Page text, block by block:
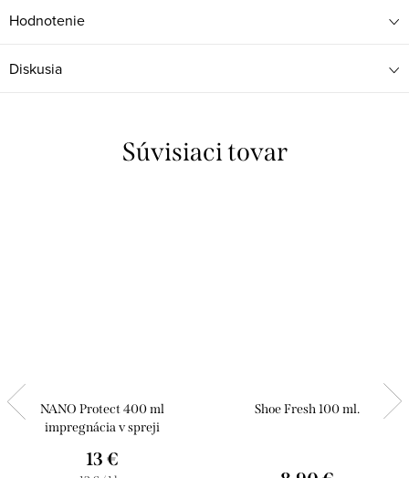
Hodnotenie
Diskusia
Súvisiaci tovar
NANO Protect 400 ml
impregnácia v spreji
13 €
Shoe Fresh 100 ml.